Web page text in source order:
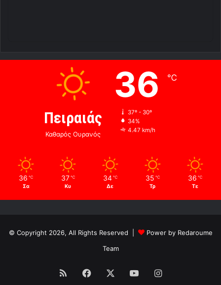
Πειραιάς
Καθαρός Ουρανός
36 ℃
37º - 30º
34%
4.47 km/h
36 ℃
Σα
37 ℃
Κυ
34 ℃
Δε
35 ℃
Τρ
36 ℃
Τε
© Copyright 2026, All Rights Reserved |
Power by Redaroume
Team
RSS Facebook YouTubeInstagram